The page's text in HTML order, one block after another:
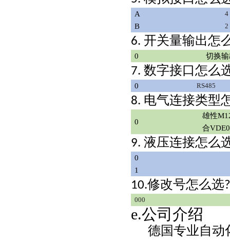
A 4
B 2
6. 开关量输出怎
0 切换
7. 数字接口怎么
0 RS485
8. 电气连接类型
0
雄性
合
9. 液压连接怎么
0
1
10.修改号怎么选?
000
e.公司介绍
德国专业自动